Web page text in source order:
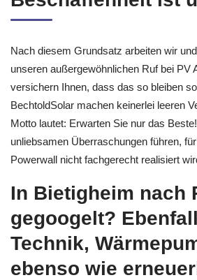
Nach diesem Grundsatz arbeiten wir
unseren außergewöhnlichen Ruf bei PV
versichern Ihnen, dass das so bleiben
BechtoldSolar machen keinerlei leeren
Motto lautet: Erwarten Sie nur das
unliebsamen Überraschungen führen,
Powerwall nicht fachgerecht realisiert
In Bietigheim nach
gegoogelt?
Technik,
ebenso wie